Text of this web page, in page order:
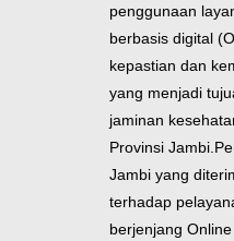
penggunaan
berbasis digital
kepastian dan
yang menjadi
jaminan
Provinsi Jambi.
Jambi yang
terhadap
berjenjang